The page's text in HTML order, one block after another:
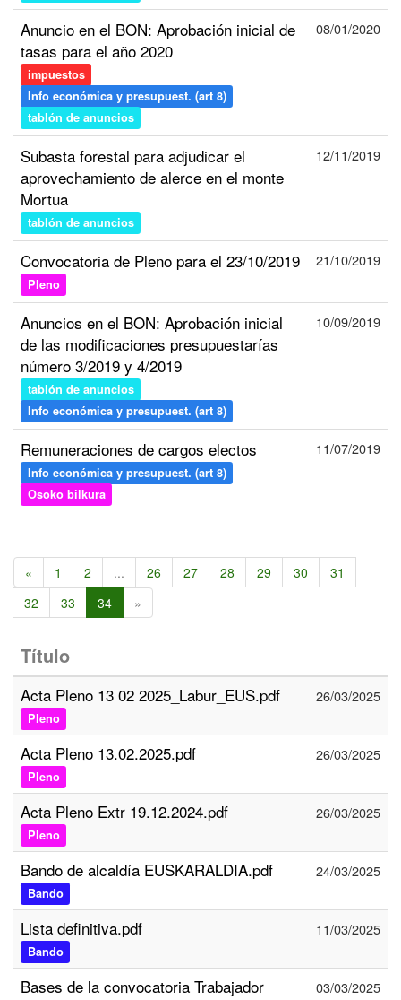
Anuncio en el BON: Aprobación inicial de
tasas para el año 2020
impuestos
Info económica y presupuest. (art 8)
tablón de anuncios
08/01/2020
Subasta forestal para adjudicar el
aprovechamiento de alerce en el monte
Mortua
tablón de anuncios
12/11/2019
Convocatoria de Pleno para el 23/10/2019
Pleno
21/10/2019
Anuncios en el BON: Aprobación inicial
de las modificaciones presupuestarías
número 3/2019 y 4/2019
tablón de anuncios
Info económica y presupuest. (art 8)
10/09/2019
Remuneraciones de cargos electos
Info económica y presupuest. (art 8)
Osoko bilkura
11/07/2019
« 1 2 ... 26 27 28 29 30
31
32
33 34 »
Título
Acta Pleno 13 02 2025_Labur_EUS.pdf
Pleno
26/03/2025
Acta Pleno 13.02.2025.pdf
Pleno
26/03/2025
Acta Pleno Extr 19.12.2024.pdf
Pleno
26/03/2025
Bando de alcaldía EUSKARALDIA.pdf
Bando
24/03/2025
Lista definitiva.pdf
Bando
11/03/2025
Bases de la convocatoria Trabajador
03/03/2025